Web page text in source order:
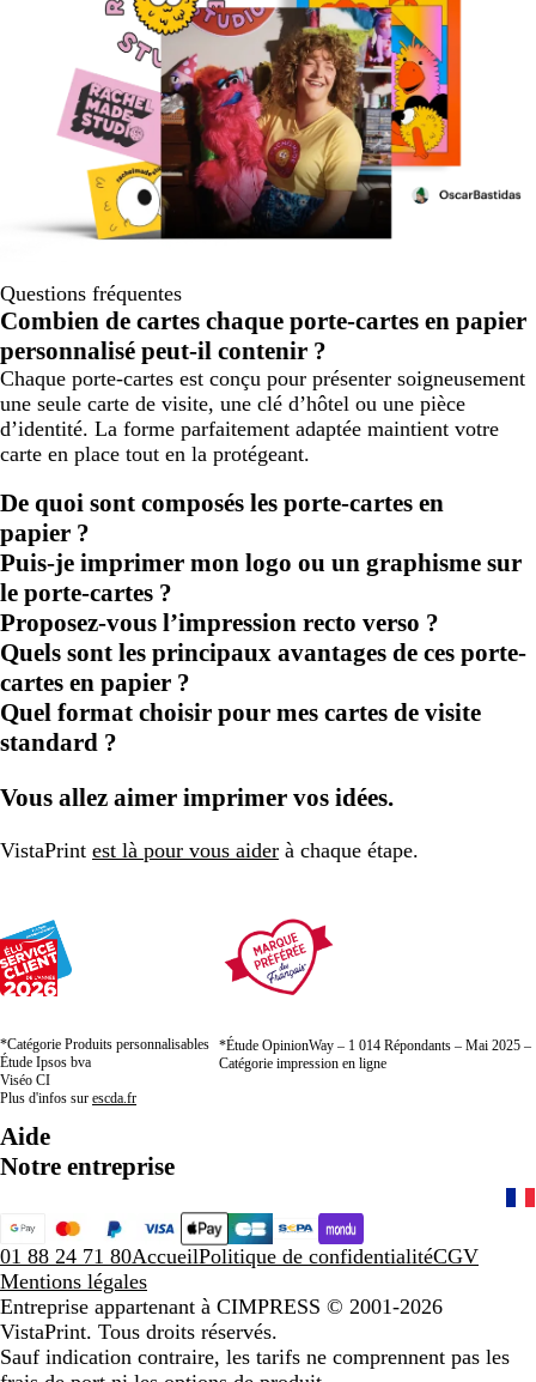
Questions fréquentes
Combien de cartes chaque porte-cartes en papier
personnalisé peut-il contenir ?
Chaque porte-cartes est conçu pour présenter soigneusement
une seule carte de visite, une clé d’hôtel ou une pièce
d’identité. La forme parfaitement adaptée maintient votre
carte en place tout en la protégeant.
De quoi sont composés les porte-cartes en
papier ?
Puis-je imprimer mon logo ou un graphisme sur
le porte-cartes ?
Proposez-vous l’impression recto verso ?
Quels sont les principaux avantages de ces porte-
cartes en papier ?
Quel format choisir pour mes cartes de visite
standard ?
Vous allez aimer imprimer vos idées.
VistaPrint est là pour vous aider à chaque étape.
*Catégorie Produits personnalisables
Étude Ipsos bva
Viséo CI
Plus d'infos sur escda.fr
*Étude OpinionWay – 1 014 Répondants – Mai 2025 –
Catégorie impression en ligne
Aide
Notre entreprise
01 88 24 71 80AccueilPolitique de confidentialitéCGV
Mentions légales
Entreprise appartenant à CIMPRESS © 2001-2026
VistaPrint. Tous droits réservés.
Sauf indication contraire, les tarifs ne comprennent pas les